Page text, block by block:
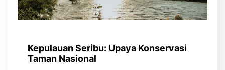
Kepulauan Seribu: Upaya Konservasi
Taman Nasional